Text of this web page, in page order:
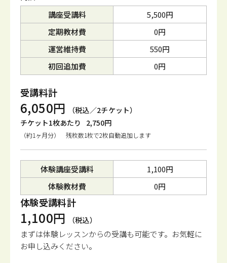
講座受講料
5,500円
定期教材費
0円
運営維持費
550円
初回追加費
0円
受講料計
6,050円
（税込／2チケット）
チケット1枚あたり
2,750円
（約1ヶ月分） 残枚数1枚で2枚自動追加します
体験講座受講料
1,100円
体験教材費
0円
体験受講料計
1,100円 （税込）
まずは体験レッスンからの受講も可能です。 お気軽に
お申し込みください。